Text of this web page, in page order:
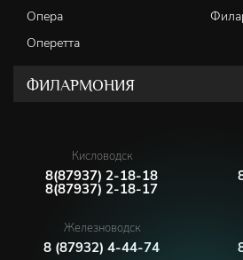
Опера
Оперетта
ФИЛАРМОНИЯ
Кисловодск
8(87937) 2-18-18
8(87937) 2-18-17
Железноводск
8 (87932) 4-44-74